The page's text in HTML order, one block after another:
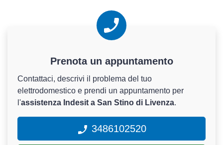
Prenota un appuntamento
Contattaci, descrivi il problema del tuo
elettrodomestico e prendi un appuntamento per
l'assistenza Indesit a San Stino di Livenza.
3486102520